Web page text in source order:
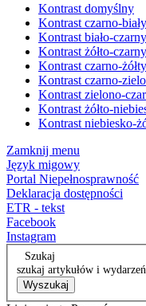
Kontrast domyślny
Kontrast czarno-biały
Kontrast biało-czarny
Kontrast żółto-czarny
Kontrast czarno-żółty
Kontrast czarno-
Kontrast zielono-
Kontrast żółto-
Kontrast niebiesko-
Zamknij menu
Język migowy
Portal Niepełnosprawność
Deklaracja dostępności
ETR - tekst
Facebook
Instagram
Szukaj
szukaj artykułów i wydarzeń
Wyszukaj